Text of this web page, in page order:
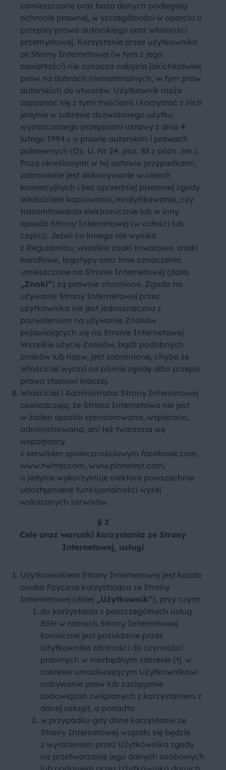
zamieszczane oraz baza danych podlegają
ochronie prawnej, w szczególności w oparciu o
przepisy prawa autorskiego oraz własności
przemysłowej. Korzystanie przez użytkownika
ze Strony Internetowej (w tym z jego
zawartości) nie oznacza nabycia jakichkolwiek
praw na dobrach niematerialnych, w tym praw
autorskich do utworów. Użytkownik może
zapoznać się z tymi treściami i korzystać z nich
jedynie w zakresie dozwolonego użytku
wyznaczonego przepisami ustawy z dnia 4
lutego 1994 r. o prawie autorskim i prawach
pokrewnych (Dz. U. Nr 24, poz. 83 z późn. zm.).
Poza określonymi w tej ustawie przypadkami,
zabronione jest dokonywanie w celach
komercyjnych i bez uprzedniej pisemnej zgody
Właściciela kopiowania, modyfikowania, czy
transmitowania elektronicznie lub w inny
sposób Strony Internetowej (w całości lub
części). Jeżeli co innego nie wynika
z Regulaminu, wszelkie znaki towarowe, znaki
handlowe, logotypy oraz inne oznaczenia
umieszczone na Stronie Internetowej (dalej
„Znaki”) są prawnie chronione. Zgoda na
używanie Strony Internetowej przez
użytkownika nie jest jednoznaczna z
pozwoleniem na używanie Znaków
pojawiających się na Stronie Internetowej.
Wszelkie użycie Znaków, bądź podobnych
znaków lub nazw, jest zabronione, chyba że
Właściciel wyrazi na piśmie zgodę albo przepis
prawa stanowi inaczej.
Właściciel i Administrator Strony Internetowej
oświadczają, że Strona Internetowa nie jest
w żaden sposób sponsorowana, wspierana,
administrowana, ani też tworzona we
współpracy
z serwisem społecznościowym facebook.com,
www.twitter.com, www.pinterest.com,
a jedynie wykorzystuje niektóre powszechnie
udostępniane funkcjonalności wyżej
wskazanych serwisów.
§ 2
Cele oraz warunki korzystania ze Strony
Internetowej, usługi
Użytkownikiem Strony Internetowej jest każda
osoba fizyczna korzystająca ze Strony
Internetowej (dalej „Użytkownik”), przy czym:
do korzystania z poszczególnych usług
BSH w ramach Strony Internetowej
konieczne jest posiadanie przez
Użytkownika zdolności do czynności
prawnych w niezbędnym zakresie (tj. w
zakresie umożliwiającym Użytkownikowi
nabywanie praw lub zaciąganie
zobowiązań związanych z korzystaniem z
danej usługi), a ponadto
w przypadku gdy dane korzystanie ze
Strony Internetowej wiązało się będzie
z wyrażeniem przez Użytkownika zgody
na przetwarzanie jego danych osobowych